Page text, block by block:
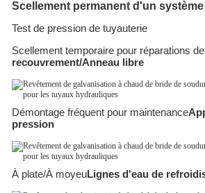
Scellement permanent d'un
Test de pression de tuyauterie
Scellement temporaire pour réparations
recouvrement/Anneau libre
Démontage fréquent pour maintenance
pression
À plate/À moyeuLignes d'eau de